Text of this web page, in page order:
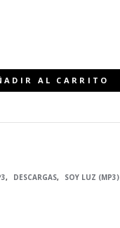
AL CARRITO
, DESCARGAS, SOY LUZ (MP3)